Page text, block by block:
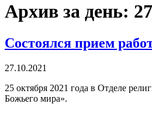
Архив за день:
Состоялся прием
27.10.2021
25 октября 2021 года в Отделе
Божьего мира».